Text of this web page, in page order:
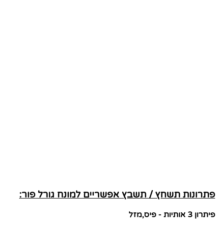
פתרונות תשחץ / תשבץ אפשריים למונח גורל פור:
פיתרון 3 אותיות - פיס,מזל